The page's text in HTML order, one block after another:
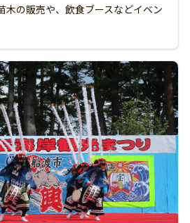
木の販売や、飲食ブースなどイベン